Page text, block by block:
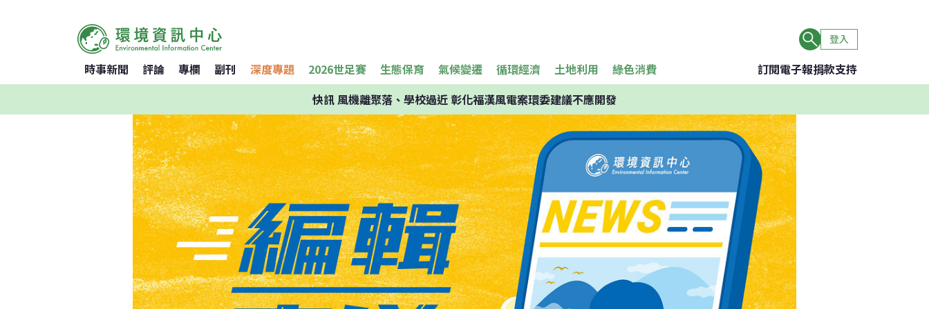
登入
時事新聞 評論 專欄 副刊 深度專題 2026世足賽 生態保育 氣候變遷 循環經濟 土地利用 綠色消費 訂閱電子報捐款支持
快訊風機離聚落、學校過近 彰化福漢風電案環委建議不應開發